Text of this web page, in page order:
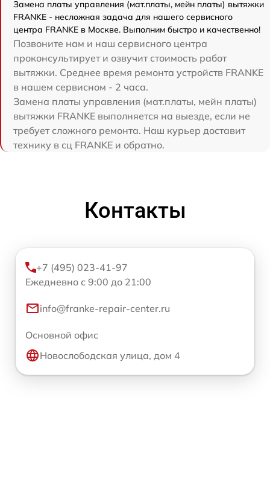
Замена платы управления (мат.платы, мейн платы) вытяжки
FRANKE - несложная задача для нашего сервисного
центра FRANKE в Москве. Выполним быстро и качественно!
Позвоните нам и наш сервисного центра
проконсультирует и озвучит стоимость работ
вытяжки. Среднее время ремонта устройств FRANKE
в нашем сервисном - 2 часа.
Замена платы управления (мат.платы, мейн платы)
вытяжки FRANKE выполняется на выезде, если не
требует сложного ремонта. Наш курьер доставит
технику в сц FRANKE и обратно.
Контакты
+7 (495) 023-41-97
Ежедневно с 9:00 до 21:00
info@franke-repair-center.ru
Основной офис
Новослободская улица, дом 4